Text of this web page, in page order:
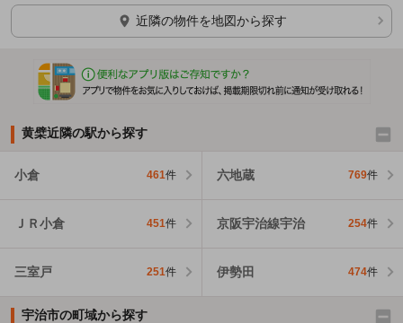
近隣の物件を地図から探す
黄檗近隣の駅から探す
小倉 461件 六地蔵 769件
ＪＲ小倉 451件 京阪宇治線宇治 254件
三室戸 251件 伊勢田 474件
宇治市の町域から探す